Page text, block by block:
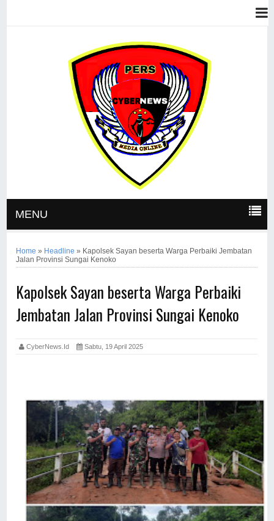
MENU
Home » Headline » Kapolsek Sayan beserta Warga Perbaiki Jembatan
Jalan Provinsi Sungai Kenoko
Kapolsek Sayan beserta Warga Perbaiki
Jembatan Jalan Provinsi Sungai Kenoko
CyberNews.id Sabtu, 19 April 2025